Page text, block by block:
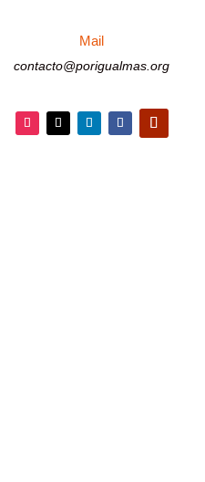
Mail
contacto@porigualmas.org
Seguir